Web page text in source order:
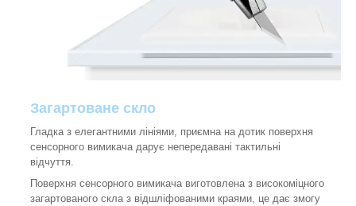
Загартоване скло
Гладка з елегантними лініями, приємна на дотик поверхня
сенсорного вимикача дарує непередавані тактильні
відчуття.
Поверхня сенсорного вимикача виготовлена з високоміцного
загартованого скла з відшліфованими краями, це дає змогу